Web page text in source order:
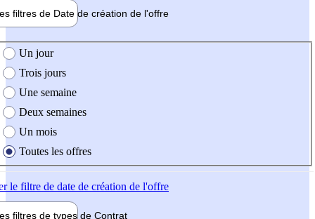
filtres de Date de création de l'offre
création de l'offre
Un jour
Trois jours
Une semaine
Deux semaines
Un mois
Toutes les offres
le filtre de date de création de l'offre
filtres de types de Contrat